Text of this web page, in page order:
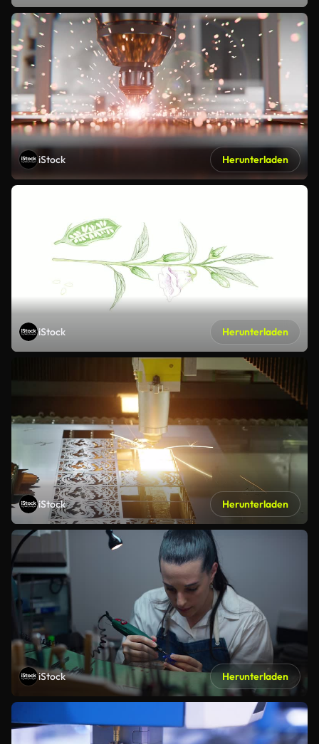
iStock Herunterladen
iStock Herunterladen
iStock Herunterladen
iStock Herunterladen